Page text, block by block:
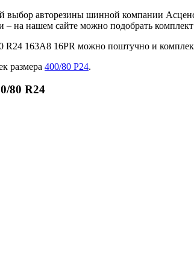
выбор авторезины шинной компании
– на нашем сайте можно подобрать
R24 163A8 16PR можно поштучно и
размера 400/80 Р24.
80 R24